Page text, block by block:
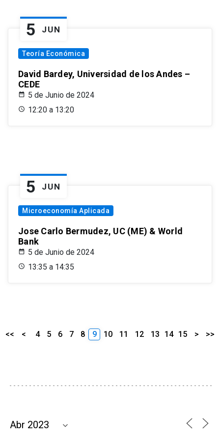
5 JUN
Teoría Económica
David Bardey, Universidad de los Andes –
CEDE
5 de Junio de 2024
12:20 a 13:20
5 JUN
Microeconomía Aplicada
Jose Carlo Bermudez, UC (ME) & World
Bank
5 de Junio de 2024
13:35 a 14:35
<< < 4 5 6 7 8 9 10 11 12 13 14 15 > >>